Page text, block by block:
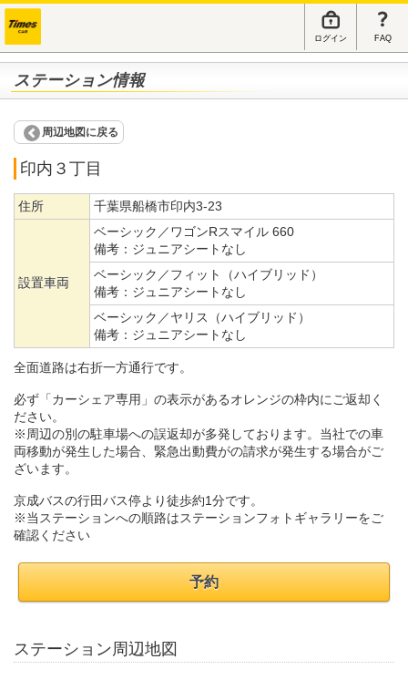
ログイン FAQ
ステーション情報
周辺地図に戻る
印内３丁目
住所 千葉県船橋市印内3-23
設置車両
ベーシック／ワゴンRスマイル 660
備考： ジュニアシートなし
ベーシック／フィット（ハイブリッド）
備考： ジュニアシートなし
ベーシック／ヤリス（ハイブリッド）
備考： ジュニアシートなし
全面道路は右折一方通行です。
必ず「カーシェア専用」の表示があるオレンジの枠内にご返却く
ださい。
※周辺の別の駐車場への誤返却が多発しております。当社での車
両移動が発生した場合、緊急出動費がの請求が発生する場合がご
ざいます。
京成バスの行田バス停より徒歩約1分です。
※当ステーションへの順路はステーションフォトギャラリーをご
確認ください
予約
ステーション周辺地図